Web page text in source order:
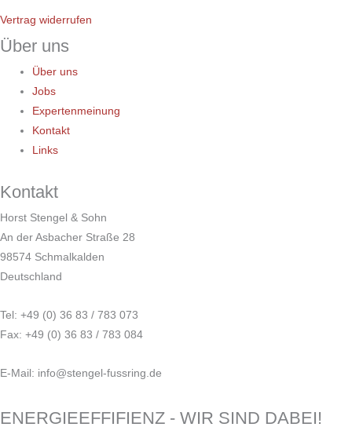
Vertrag widerrufen
Über uns
Über uns
Jobs
Expertenmeinung
Kontakt
Links
Kontakt
Horst Stengel & Sohn
An der Asbacher Straße 28
98574 Schmalkalden
Deutschland
Tel: +49 (0) 36 83 / 783 073
Fax: +49 (0) 36 83 / 783 084
E-Mail: info@stengel-fussring.de
ENERGIEEFFIFIENZ - WIR SIND DABEI!